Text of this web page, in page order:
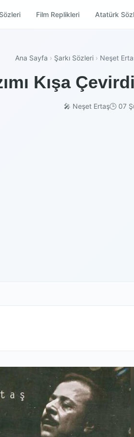
Film Replikleri Atatürk
Ana Sayfa › Şarkı Sözleri › Neşet
Kışa
🎤 Neşet Ertaş🕒 07